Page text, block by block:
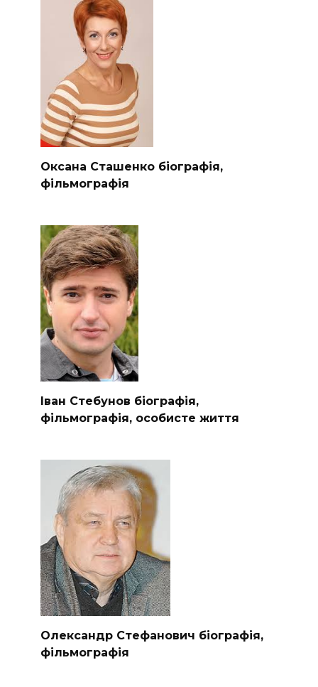
Оксана Сташенко біографія,
фільмографія
Іван Стебунов біографія,
фільмографія, особисте життя
Олександр Стефанович біографія,
фільмографія